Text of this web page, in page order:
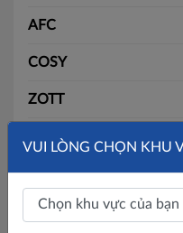
AFC
COSY
ZOTT
SLIDE
SOLITE
BÃI BẰNG
VUI LÒNG CHỌN KHU